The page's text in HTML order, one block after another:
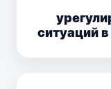
ситуаций